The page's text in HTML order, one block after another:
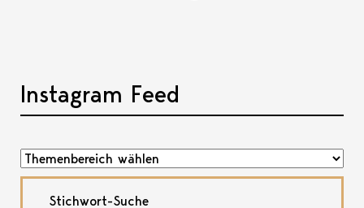
Instagram Feed
Akkordeon öffnen, bzw. schliessen